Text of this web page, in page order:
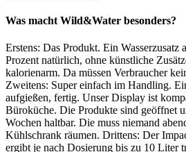
Was macht Wild&Water besonders?
Erstens: Das Produkt. Ein Wasserzusatz
Prozent natürlich, ohne künstliche
kalorienarm. Da müssen Verbraucher
Zweitens: Super einfach im Handling.
aufgießen, fertig. Unser Display ist
Büroküche. Die Produkte sind geöffnet
Wochen haltbar. Die muss niemand
Kühlschrank räumen. Drittens: Der
ergibt je nach Dosierung bis zu 10 Liter